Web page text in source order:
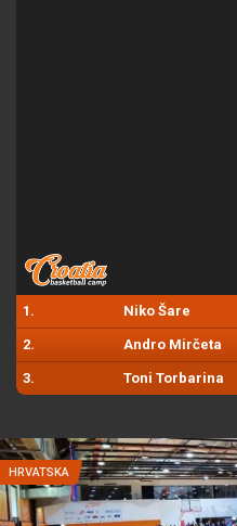
1. Niko Šare
2. Andro Mirčeta
3. Toni Torbarina
HRVATSKA